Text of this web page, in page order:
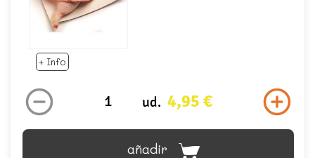
+ Info
ud. 4,95 €
añadir